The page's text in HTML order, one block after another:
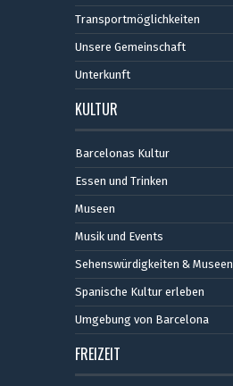
Transportmöglichkeiten
Unsere Gemeinschaft
Unterkunft
KULTUR
Barcelonas Kultur
Essen und Trinken
Museen
Musik und Events
Sehenswürdigkeiten & Museen
Spanische Kultur erleben
Umgebung von Barcelona
FREIZEIT